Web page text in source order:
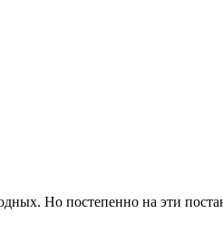
Но постепенно на эти